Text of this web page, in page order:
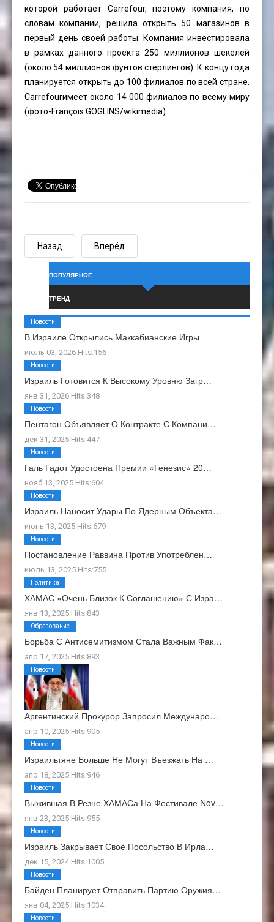
которой работает Carrefour, поэтому компания, по
словам компании, решила открыть 50 магазинов в
первый день своей работы. Компания инвестировала
в рамках данного проекта 250 миллионов шекелей
(около 54 миллионов фунтов стерлингов). К концу года
планируется открыть до 100 филиалов по всей стране.
Carrefourимеет около 14 000 филиалов по всему миру
(фото-François GOGLINS/wikimedia).
Назад Вперёд
ПОПУЛЯРНОЕ
ТРЕНД
В Израиле Открылись Маккабианские Игры
июль 03, 2026 Hits:156
Новости
Израиль Готовится К Высокому Уровню Загр…
янв 31, 2026 Hits:348
Новости
Пентагон Объявляет О Контракте С Компани…
дек 31, 2025 Hits:447
Новости
Галь Гадот Удостоена Премии «Генезис» 20…
нояб 13, 2025 Hits:604
Новости
Израиль Наносит Удары По Ядерным Объекта…
июнь 13, 2025 Hits:679
Новости
Постановление Раввина Против Употреблен…
июль 13, 2025 Hits:755
Новости
ХАМАС «очень Близок К Соглашению» С Изра…
янв 13, 2025 Hits:843
Политика
Борьба С Антисемитизмом Стала Важным Фак…
апр 17, 2025 Hits:893
Образование
Аргентинский Прокурор Запросил Междунаро…
апр 10, 2025 Hits:905
Новости
Израильтяне Больше Не Могут Въезжать На …
апр 18, 2025 Hits:946
Новости
Выжившая В Резне ХАМАСа На Фестивале Nov…
янв 23, 2025 Hits:955
Новости
Израиль Закрывает Своё Посольство В Ирла…
дек 15, 2024 Hits:1005
Новости
Байден Планирует Отправить Партию Оружия…
янв 04, 2025 Hits:1034
Новости
Новости